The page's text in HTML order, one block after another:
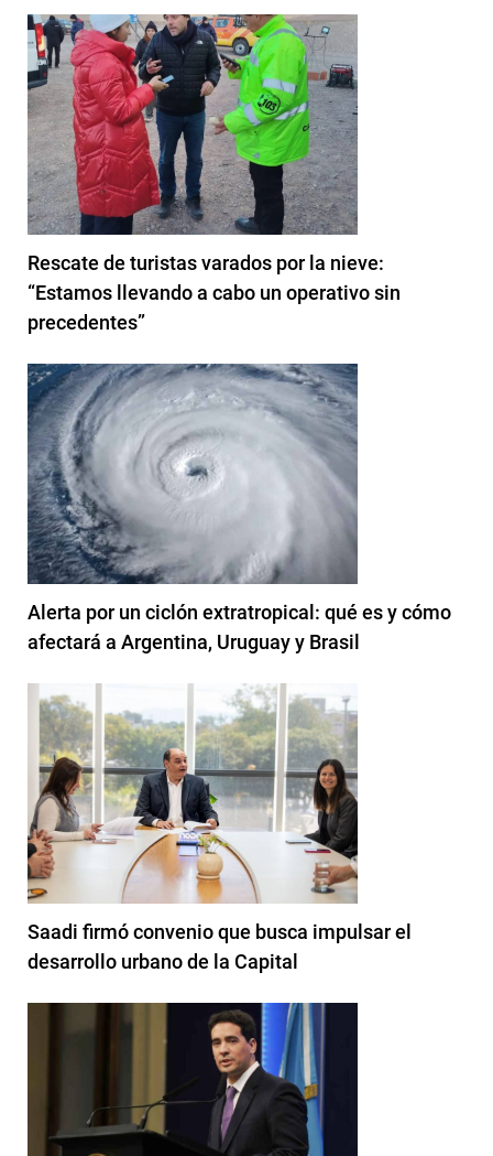
Rescate de turistas varados por la nieve:
“Estamos llevando a cabo un operativo sin
precedentes”
Alerta por un ciclón extratropical: qué es y cómo
afectará a Argentina, Uruguay y Brasil
Saadi firmó convenio que busca impulsar el
desarrollo urbano de la Capital